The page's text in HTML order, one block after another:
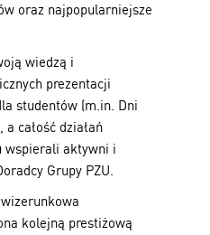
oraz najpopularniejsze
wiedzą i
prezentacji
studentów (m.in. Dni
całość działań
wspierali aktywni i
Grupy PZU.
kolejną prestiżową